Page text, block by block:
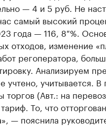
— 4 и 5 руб. Не
самый высокий
года — 116, 8 %.
отходов, изменение
регоператора,
Анализируем
учтено, учитывается.
торгов (Авт.: на
То, что
— пояснила